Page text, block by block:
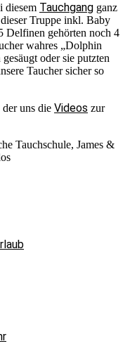
diesem Tauchgang ganz
Truppe inkl. Baby
Delfinen gehörten noch 4
wahres „Dolphin
oder sie putzten
Taucher sicher so
uns die Videos zur
Tauchschule, James &